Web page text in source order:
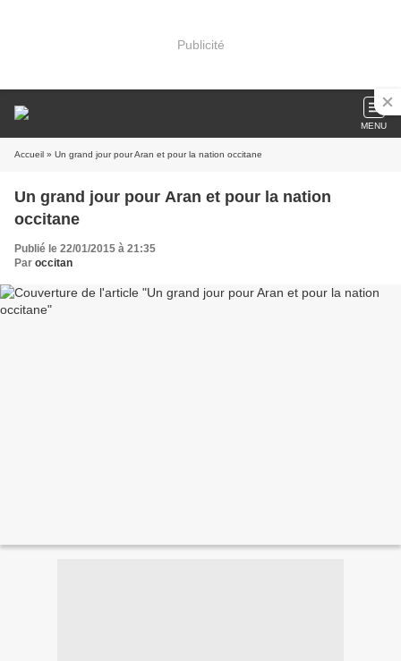
Publicité
MENU
Accueil » Un grand jour pour Aran et pour la nation occitane
Un grand jour pour Aran et pour la nation
occitane
Publié le 22/01/2015 à 21:35
Par occitan